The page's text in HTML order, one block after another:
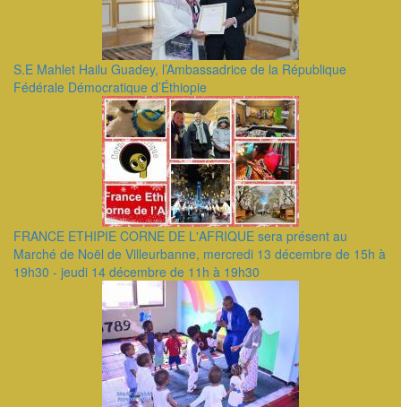
S.E Mahlet Hailu Guadey, l’Ambassadrice de la République
Fédérale Démocratique d’Éthiopie
FRANCE ETHIPIE CORNE DE L'AFRIQUE sera présent au
Marché de Noël de Villeurbanne, mercredi 13 décembre de 15h à
19h30 - jeudi 14 décembre de 11h à 19h30